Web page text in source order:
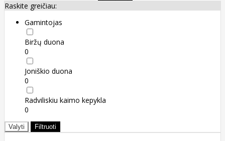
Raskite greičiau:
Gamintojas
Biržų duona
0
Joniškio duona
0
Radviliskiu kaimo kepykla
0
Valyti Filtruoti